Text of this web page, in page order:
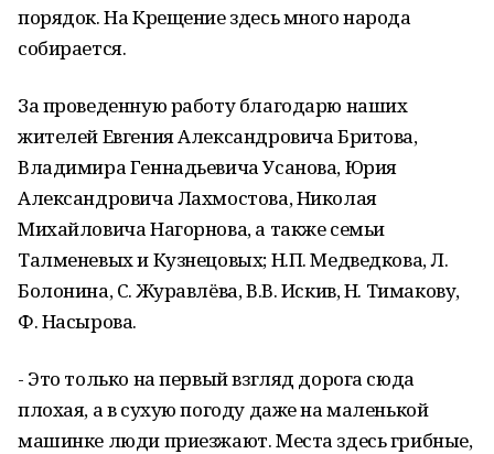
порядок. На Крещение здесь много народа
собирается.
За проведенную работу благодарю наших
жителей Евгения Александровича Бритова,
Владимира Геннадьевича Усанова, Юрия
Александровича Лахмостова, Николая
Михайловича Нагорнова, а также семьи
Талменевых и Кузнецовых; Н.П. Медведкова, Л.
Болонина, С. Журавлёва, В.В. Искив, Н. Тимакову,
Ф. Насырова.
- Это только на первый взгляд дорога сюда
плохая, а в сухую погоду даже на маленькой
машинке люди приезжают. Места здесь грибные,